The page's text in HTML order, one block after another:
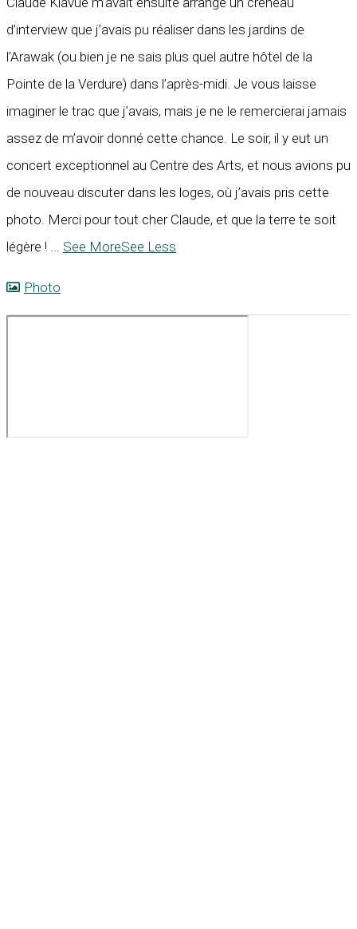
d’interview que j’avais pu réaliser dans les jardins de
l’Arawak (ou bien je ne sais plus quel autre hôtel de la
Pointe de la Verdure) dans l’après-midi. Je vous laisse
imaginer le trac que j’avais, mais je ne le remercierai jamais
assez de m’avoir donné cette chance. Le soir, il y eut un
concert exceptionnel au Centre des Arts, et nous avions pu
de nouveau discuter dans les loges, où j’avais pris cette
photo. Merci pour tout cher Claude, et que la terre te soit
légère !
See MoreSee Less
Photo